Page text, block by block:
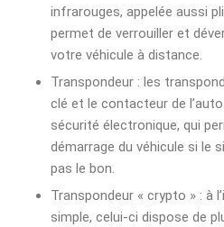
infrarouges, appelée aussi
permet de verrouiller et
votre véhicule à distance.
Transpondeur : les
clé et le contacteur de
sécurité électronique, qui
démarrage du véhicule si le
pas le bon.
Transpondeur « crypto » : à
simple, celui-ci dispose de